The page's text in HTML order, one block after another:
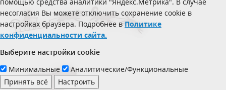
несогласия Вы можете отключить сохранение cookie в
настройках браузера. Подробнее в Политике
конфиденциальности сайта.
Выберите настройки cookie
Минимальные
Аналитические/Функциональные
Принять всё
Настроить